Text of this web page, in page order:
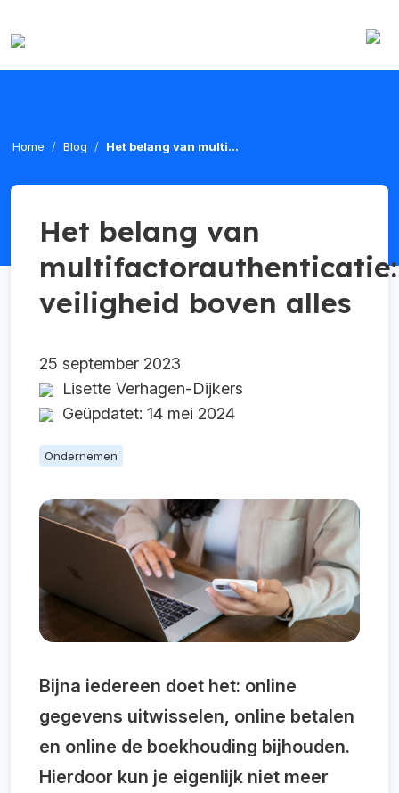
Home Blog Het belang van multi...
Het belang van
multifactorauthenticatie:
veiligheid boven alles
25 september 2023
Lisette Verhagen-Dijkers
Geüpdatet: 14 mei 2024
Ondernemen
Bijna iedereen doet het: online
gegevens uitwisselen, online betalen
en online de boekhouding bijhouden.
Hierdoor kun je eigenlijk niet meer